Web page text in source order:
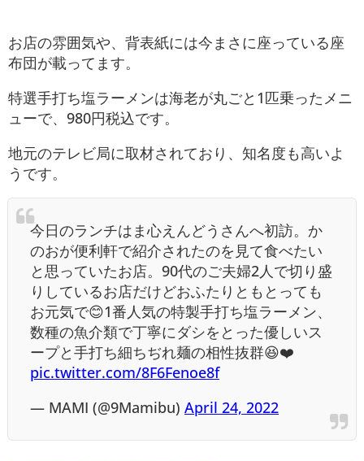
お店の雰囲気や、背表紙には今まさに座っている座
布団が載ってます。
特選手打ち塩ラーメンは海老が丸ごと1匹乗ったメニ
ューで、980円税込です。
地元のテレビ局に取材されており、知名度も高いよ
うです。
今日のランチはま心えんどうさんへ初訪。か
のおが便利軒で紹介されたのを見て食べたい
と思っていたお店。90代のご夫婦2人で切り盛
りしているお店だけどおふたりともとっても
お元気で😊1番人気の特製手打ち塩ラーメン、
数種の魚介類で丁寧にダシをとった優しいス
ープと手打ち細ちぢれ麺の相性抜群😆❤️
pic.twitter.com/8F6Fenoe8f
— MAMI (@9Mamibu) April 24, 2022